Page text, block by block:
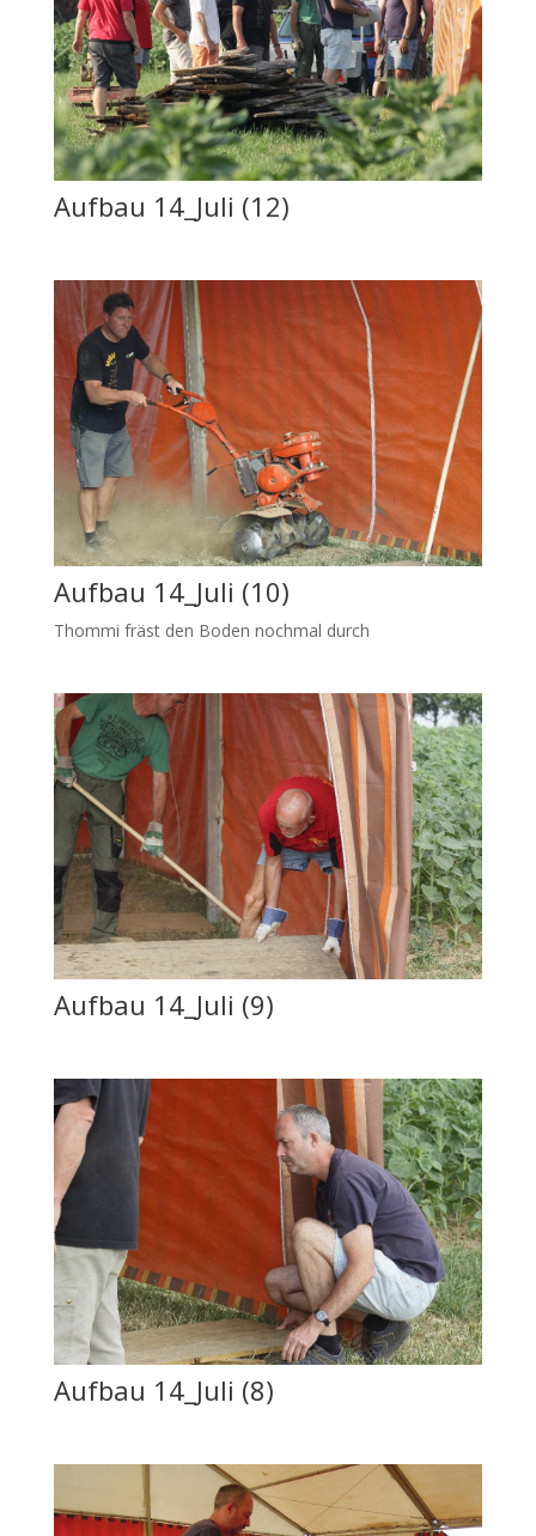
Aufbau 14_Juli (12)
Aufbau 14_Juli (10)
Thommi fräst den Boden nochmal durch
Aufbau 14_Juli (9)
Aufbau 14_Juli (8)